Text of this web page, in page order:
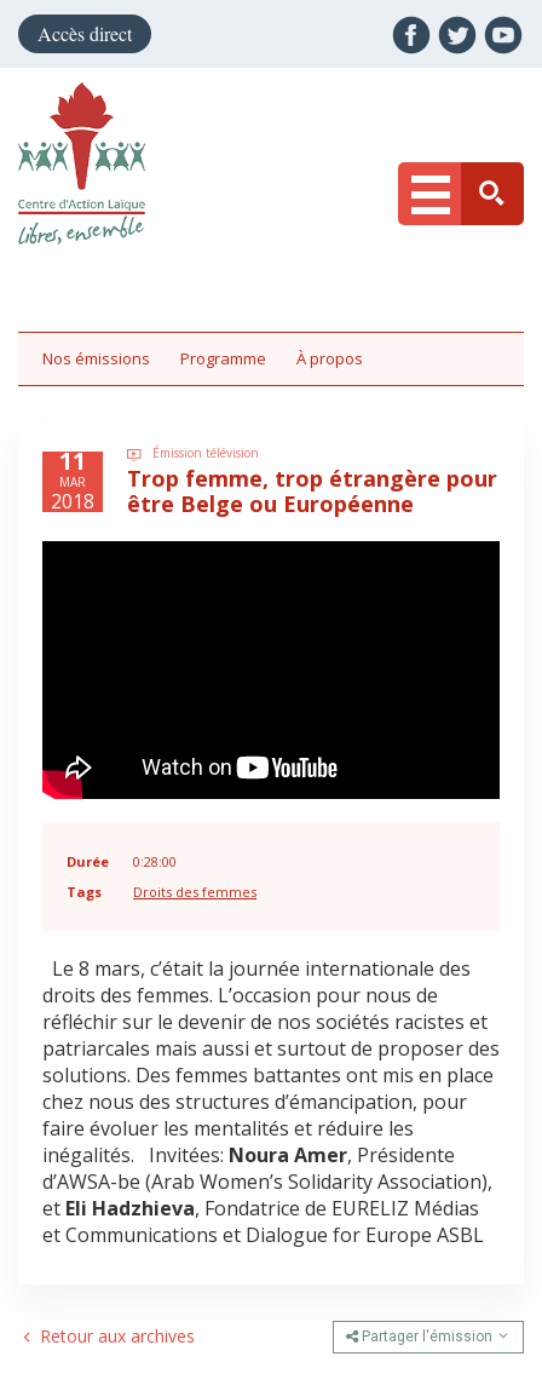
Accès direct
Nos émissions Programme À propos
11
MAR
2018
Émission télévision
Trop femme, trop étrangère pour
être Belge ou Européenne
Durée
0:28:00
Tags
Droits des femmes
Le 8 mars, c’était la journée internationale des
droits des femmes. L’occasion pour nous de
réfléchir sur le devenir de nos sociétés racistes et
patriarcales mais aussi et surtout de proposer des
solutions. Des femmes battantes ont mis en place
chez nous des structures d’émancipation, pour
faire évoluer les mentalités et réduire les
inégalités. Invitées: Noura Amer, Présidente
d’AWSA-be (Arab Women’s Solidarity Association),
et Eli Hadzhieva, Fondatrice de EURELIZ Médias
et Communications et Dialogue for Europe ASBL
Retour aux archives Partager l'émission